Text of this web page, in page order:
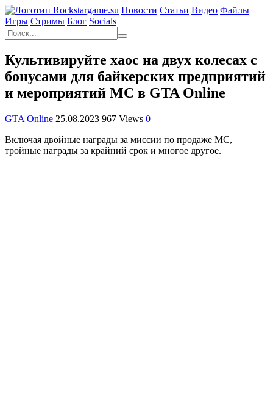
Новости Статьи Видео Файлы
Игры Cтримы Блог Socials
Культивируйте хаос на двух колесах с
бонусами для байкерских предприятий
и мероприятий MC в GTA Online
GTA Online 25.08.2023 967 Views 0
Включая двойные награды за миссии по продаже MC,
тройные награды за крайний срок и многое другое.